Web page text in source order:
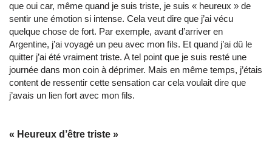
que oui car, même quand je suis triste, je suis « heureux » de
sentir une émotion si intense. Cela veut dire que j’ai vécu
quelque chose de fort. Par exemple, avant d’arriver en
Argentine, j’ai voyagé un peu avec mon fils. Et quand j’ai dû le
quitter j’ai été vraiment triste. A tel point que je suis resté une
journée dans mon coin à déprimer. Mais en même temps, j’étais
content de ressentir cette sensation car cela voulait dire que
j’avais un lien fort avec mon fils.
« Heureux d’être triste »